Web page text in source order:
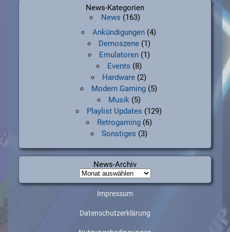
News-Kategorien
News (163)
Ankündigungen (4)
Demoszene(1)
Emulatoren(1)
Events (8)
Hardware (2)
Modern Gaming (5)
Musik(5)
Playlist Updates (129)
Retrogaming(6)
Sonstiges (3)
News-Archiv
News-
Archiv
Impressum
Datenschutzerklärung